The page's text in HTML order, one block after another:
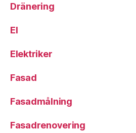
Dränering
El
Elektriker
Fasad
Fasadmålning
Fasadrenovering